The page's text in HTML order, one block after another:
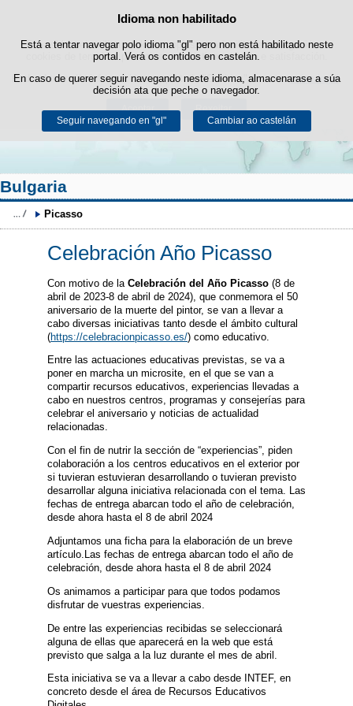
Política de cookies
Este sitio web utiliza cookies propias para facilitar a navegación e
cookies de terceiros para obter estatísticas de uso e satisfacción.
Pode obter máis información no apartado "Cookies" do nosoaviso legal.
Aceptar Rexeitar
Idioma non habilitado
Está a tentar navegar polo idioma "gl" pero non está habilitado neste
portal. Verá os contidos en castelán.
En caso de querer seguir navegando neste idioma, almacenarase a súa
decisión ata que peche o navegador.
Seguir navegando en "gl" Cambiar ao castelán
Saltar ao contido
Bulgaria
Picasso
Celebración Año Picasso
Con motivo de la Celebración del Año Picasso (8 de
abril de 2023-8 de abril de 2024), que conmemora el 50
aniversario de la muerte del pintor, se van a llevar a
cabo diversas iniciativas tanto desde el ámbito cultural
(https://celebracionpicasso.es/) como educativo.
Entre las actuaciones educativas previstas, se va a
poner en marcha un microsite, en el que se van a
compartir recursos educativos, experiencias llevadas a
cabo en nuestros centros, programas y consejerías para
celebrar el aniversario y noticias de actualidad
relacionadas.
Con el fin de nutrir la sección de “experiencias”, piden
colaboración a los centros educativos en el exterior por
si tuvieran estuvieran desarrollando o tuvieran previsto
desarrollar alguna iniciativa relacionada con el tema. Las
fechas de entrega abarcan todo el año de celebración,
desde ahora hasta el 8 de abril 2024
Adjuntamos una ficha para la elaboración de un breve
artículo.Las fechas de entrega abarcan todo el año de
celebración, desde ahora hasta el 8 de abril 2024
Os animamos a participar para que todos podamos
disfrutar de vuestras experiencias.
De entre las experiencias recibidas se seleccionará
alguna de ellas que aparecerá en la web que está
previsto que salga a la luz durante el mes de abril.
Esta iniciativa se va a llevar a cabo desde INTEF, en
concreto desde el área de Recursos Educativos